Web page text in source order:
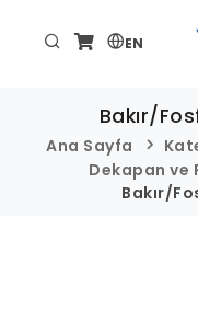
EN
ÜRÜNLER
KURUMSAL
Bakır/
Ana Sayfa
Dekapan ve
Bakır/